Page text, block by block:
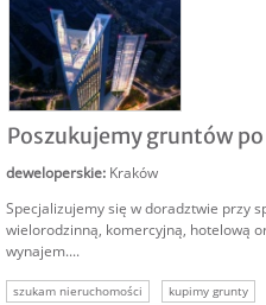
Poszukujemy gruntów
deweloperskie: Kraków
Specjalizujemy się w doradztwie przy
wielorodzinną, komercyjną, hotelową
wynajem....
szukam nieruchomości kupimy grunty